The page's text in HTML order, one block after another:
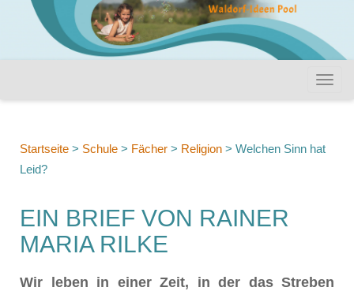
Startseite > Schule > Fächer > Religion > Welchen Sinn hat
Leid?
EIN BRIEF VON RAINER
MARIA RILKE
Wir leben in einer Zeit, in der das Streben